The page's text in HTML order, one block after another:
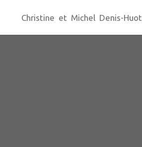
Christine et Michel Denis-Huot